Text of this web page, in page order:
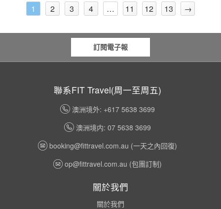
1 2 3 4 … 11 12 13 →
訂閱電子報
聯系FIT Travel(周一至周五)
澳洲境外: +617 5638 3699
澳洲境内: 07 5638 3699
booking@fittravel.com.au (一天之內回復)
op@fittravel.com.au (包團訂制)
關於我們
關於我們